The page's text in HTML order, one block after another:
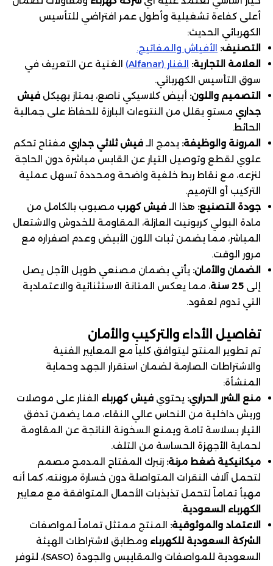
أعلى كفاءة تشغيلية وأطول عمر افتراضي للتأسيس
الكهربائي الحديث:
التصنيف: الأفياش والمفاتيح.
العلامة التجارية: الفنار (Alfanar)
الغنية عن التعريف في
سوق التأسيس الكهربائي.
التصميم واللون: أبيض كلاسيكي ناصع، يمتاز بهيكل فيش
جداري مستوٍ يقلل من النتوءات البارزة للحفاظ على جمالية
الحائط.
المرونة والوظيفة: يدمج الـ فيش ثلاثي جداري مفتاح تحكم
علوي لقطع وتوصيل التيار عن القابس مباشرة دون الحاجة
لنزعه، مع نقاط ربط خلفية واضحة ومحددة تسهل عملية
التركيب أو الترميم.
جودة التصنيع: هذا الـ فيش كهرب مصبوب بالكامل من
مادة البولي كربونيت العازلة، المقاومة للخدوش والاشتعال
المباشر، مما يضمن ثبات اللون الأبيض وعدم اصفراره مع
مرور الوقت.
الضمان والأمان: يأتي بضمان مصنعي طويل الأجل يصل
إلى 25 سنة
، مما يعكس المتانة الاستثنائية والاعتمادية
التي تدوم لعقود.
تفاصيل الأداء والتركيب والأمان
تم تطوير المنتج ليتوافق كلياً مع المعايير الفنية
والاشتراطات الصارمة لضمان استقرار الجهد وحماية
المنشأة:
منع الشرر الحراري: يحتوي فيش كهرباء الفنار على موصلات
وريش داخلية من النحاس عالي النقاء، مما يضمن تدفق
التيار بسلاسة تامة ويمنع السخونة الناتجة عن المقاومة
لحماية الأجهزة الحساسة من التلف.
ميكانيكية ضغط مرنة: زنبرك المفتاح المدمج مصمم
لتحمل آلاف النقرات المتواصلة دون خسارة مرونته، كما أنه
مهيأ تماماً لتحمل تذبذبات الأحمال المتوافقة مع معايير
الكهرباء السعودية.
الاعتماد والموثوقية: المنتج ممتثل تماماً لمواصفات
الشركة السعودية للكهرباء ومطابق لاشتراطات الهيئة
السعودية للمواصفات والمقاييس والجودة (SASO)، لتوفر